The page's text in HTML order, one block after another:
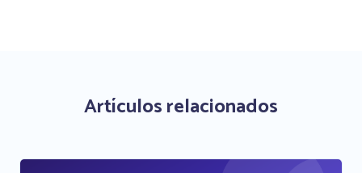
Artículos relacionados